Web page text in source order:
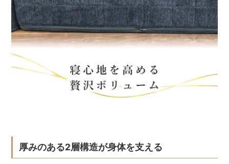
厚みのある2層構造が身体を支える